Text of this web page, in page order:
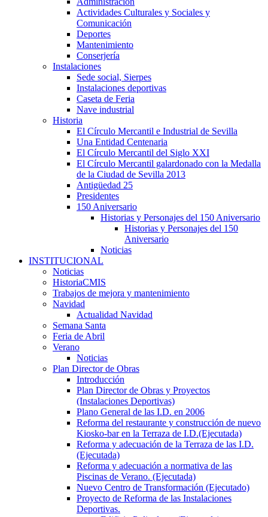
Actividades Culturales y Sociales y
Comunicación
Deportes
Mantenimiento
Conserjería
Instalaciones
Sede social, Sierpes
Instalaciones deportivas
Caseta de Feria
Nave industrial
Historia
El Círculo Mercantil e Industrial de Sevilla
Una Entidad Centenaria
El Círculo Mercantil del Siglo XXI
El Círculo Mercantil galardonado con la Medalla
de la Ciudad de Sevilla 2013
Antigüedad 25
Presidentes
150 Aniversario
Historias y Personajes del 150 Aniversario
Historias y Personajes del 150
Aniversario
Noticias
INSTITUCIONAL
Noticias
HistoriaCMIS
Trabajos de mejora y mantenimiento
Navidad
Actualidad Navidad
Semana Santa
Feria de Abril
Verano
Noticias
Plan Director de Obras
Introducción
Plan Director de Obras y Proyectos
(Instalaciones Deportivas)
Plano General de las I.D. en 2006
Reforma del restaurante y construcción de nuevo
Kiosko-bar en la Terraza de I.D.(Ejecutada)
Reforma y adecuación de la Terraza de las I.D.
(Ejecutada)
Reforma y adecuación a normativa de las
Piscinas de Verano. (Ejecutada)
Nuevo Centro de Transformación (Ejecutado)
Proyecto de Reforma de las Instalaciones
Deportivas.